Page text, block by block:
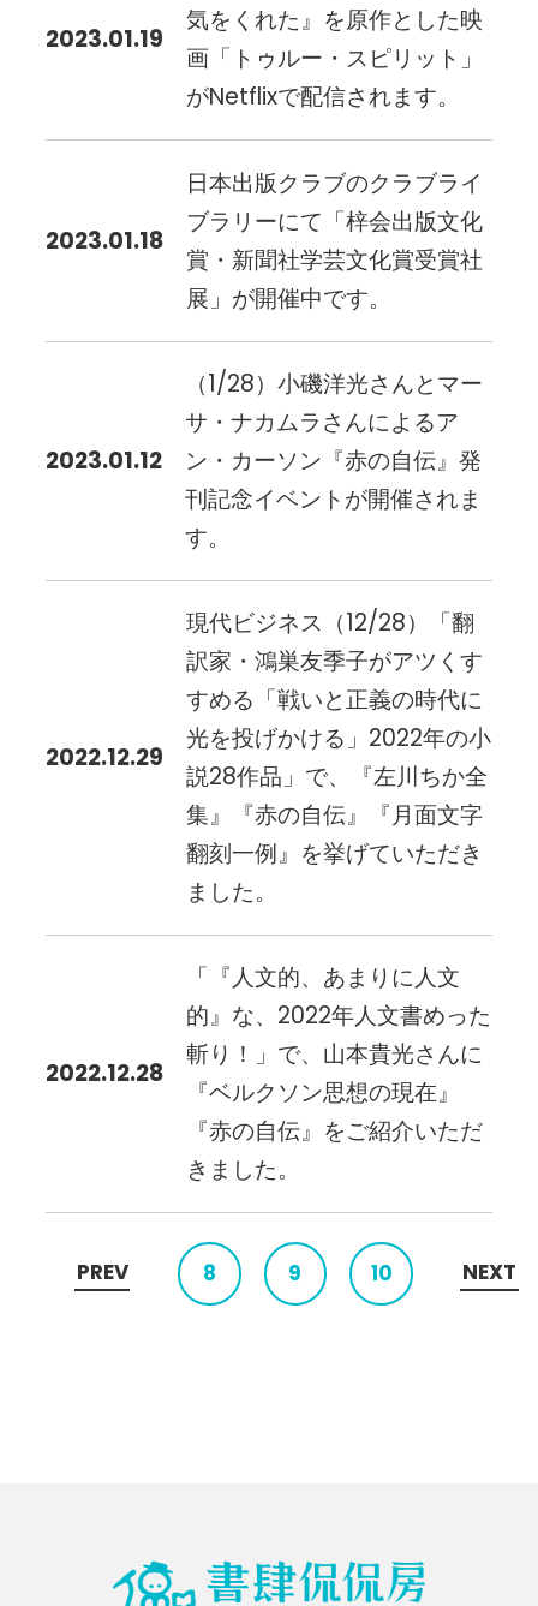
2023.01.19
気をくれた』を原作とした映
画「トゥルー・スピリット」
がNetflixで配信されます。
2023.01.18
日本出版クラブのクラブライ
ブラリーにて「梓会出版文化
賞・新聞社学芸文化賞受賞社
展」が開催中です。
2023.01.12
（1/28）小磯洋光さんとマー
サ・ナカムラさんによるア
ン・カーソン『赤の自伝』発
刊記念イベントが開催されま
す。
2022.12.29
現代ビジネス（12/28）「翻
訳家・鴻巣友季子がアツくす
すめる「戦いと正義の時代に
光を投げかける」2022年の小
説28作品」で、『左川ちか全
集』『赤の自伝』『月面文字
翻刻一例』を挙げていただき
ました。
2022.12.28
「『人文的、あまりに人文
的』な、2022年人文書めった
斬り！」で、山本貴光さんに
『ベルクソン思想の現在』
『赤の自伝』をご紹介いただ
きました。
PREV NEXT
8 9 10